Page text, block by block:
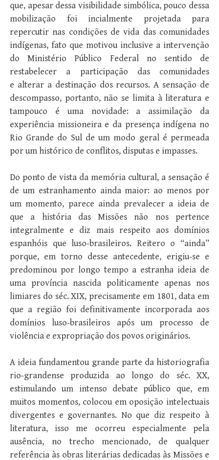
que, apesar dessa visibilidade simbólica, pouco dessa
mobilização foi incialmente projetada para
repercutir nas condições de vida das comunidades
indígenas, fato que motivou inclusive a intervenção
do Ministério Público Federal no sentido de
restabelecer a participação das comunidades
e alterar a destinação dos recursos. A sensação de
descompasso, portanto, não se limita à literatura e
tampouco é uma novidade: a assimilação da
experiência missioneira e da presença indígena no
Rio Grande do Sul de um modo geral é permeada
por um histórico de conflitos, disputas e impasses.
Do ponto de vista da memória cultural, a sensação é
de um estranhamento ainda maior: ao menos por
um momento, parece ainda prevalecer a ideia de
que a história das Missões não nos pertence
integralmente e diz mais respeito aos domínios
espanhóis que luso-brasileiros. Reitero o “ainda”
porque, em torno desse antecedente, erigiu-se e
predominou por longo tempo a estranha ideia de
uma província nascida politicamente apenas nos
limiares do séc. XIX, precisamente em 1801, data em
que a região foi definitivamente incorporada aos
domínios luso-brasileiros após um processo de
violência e expropriação dos povos originários.
A ideia fundamentou grande parte da historiografia
rio-grandense produzida ao longo do séc. XX,
estimulando um intenso debate público que, em
muitos momentos, colocou em oposição intelectuais
divergentes e governantes. No que diz respeito à
literatura, isso me ocorreu especialmente pela
ausência, no trecho mencionado, de qualquer
referência às obras literárias dedicadas às Missões e